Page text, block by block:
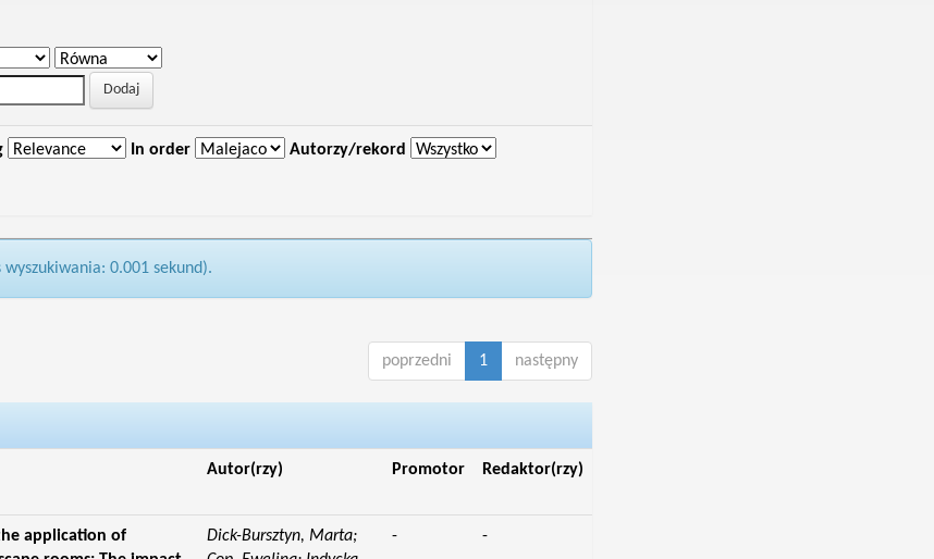
In order Autorzy/rekord
wyszukiwania: 0.001 sekund).
poprzedni 1 następny
Autor(rzy) Promotor Redaktor(rzy)
application of
Dick-Bursztyn, Marta;
- -